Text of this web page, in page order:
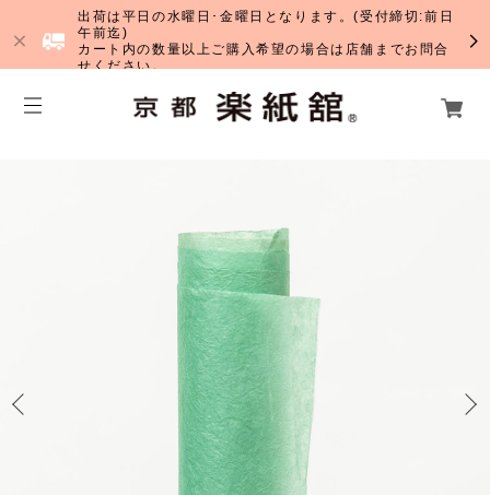
出荷は平日の水曜日･金曜日となります。(受付締切:前日
午前迄)
カート内の数量以上ご購入希望の場合は店舗までお問合
せください。